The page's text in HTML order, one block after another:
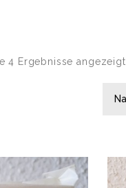
4 Ergebnisse angezeigt